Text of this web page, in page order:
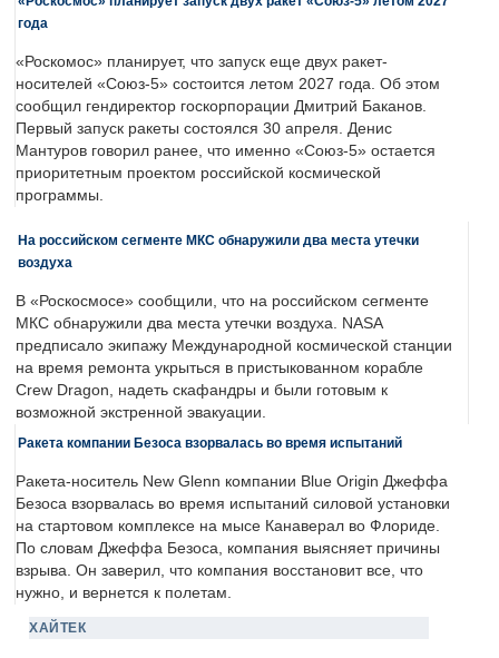
года
«Роскомос» планирует, что запуск еще двух ракет-
носителей «Союз-5» состоится летом 2027 года. Об этом
сообщил гендиректор госкорпорации Дмитрий Баканов.
Первый запуск ракеты состоялся 30 апреля. Денис
Мантуров говорил ранее, что именно «Союз-5» остается
приоритетным проектом российской космической
программы.
На российском сегменте МКС обнаружили два места утечки
воздуха
В «Роскосмосе» сообщили, что на российском сегменте
МКС обнаружили два места утечки воздуха. NASA
предписало экипажу Международной космической станции
на время ремонта укрыться в пристыкованном корабле
Crew Dragon, надеть скафандры и были готовым к
возможной экстренной эвакуации.
Ракета компании Безоса взорвалась во время испытаний
Ракета-носитель New Glenn компании Blue Origin Джеффа
Безоса взорвалась во время испытаний силовой установки
на стартовом комплексе на мысе Канаверал во Флориде.
По словам Джеффа Безоса, компания выясняет причины
взрыва. Он заверил, что компания восстановит все, что
нужно, и вернется к полетам.
ХАЙТЕК